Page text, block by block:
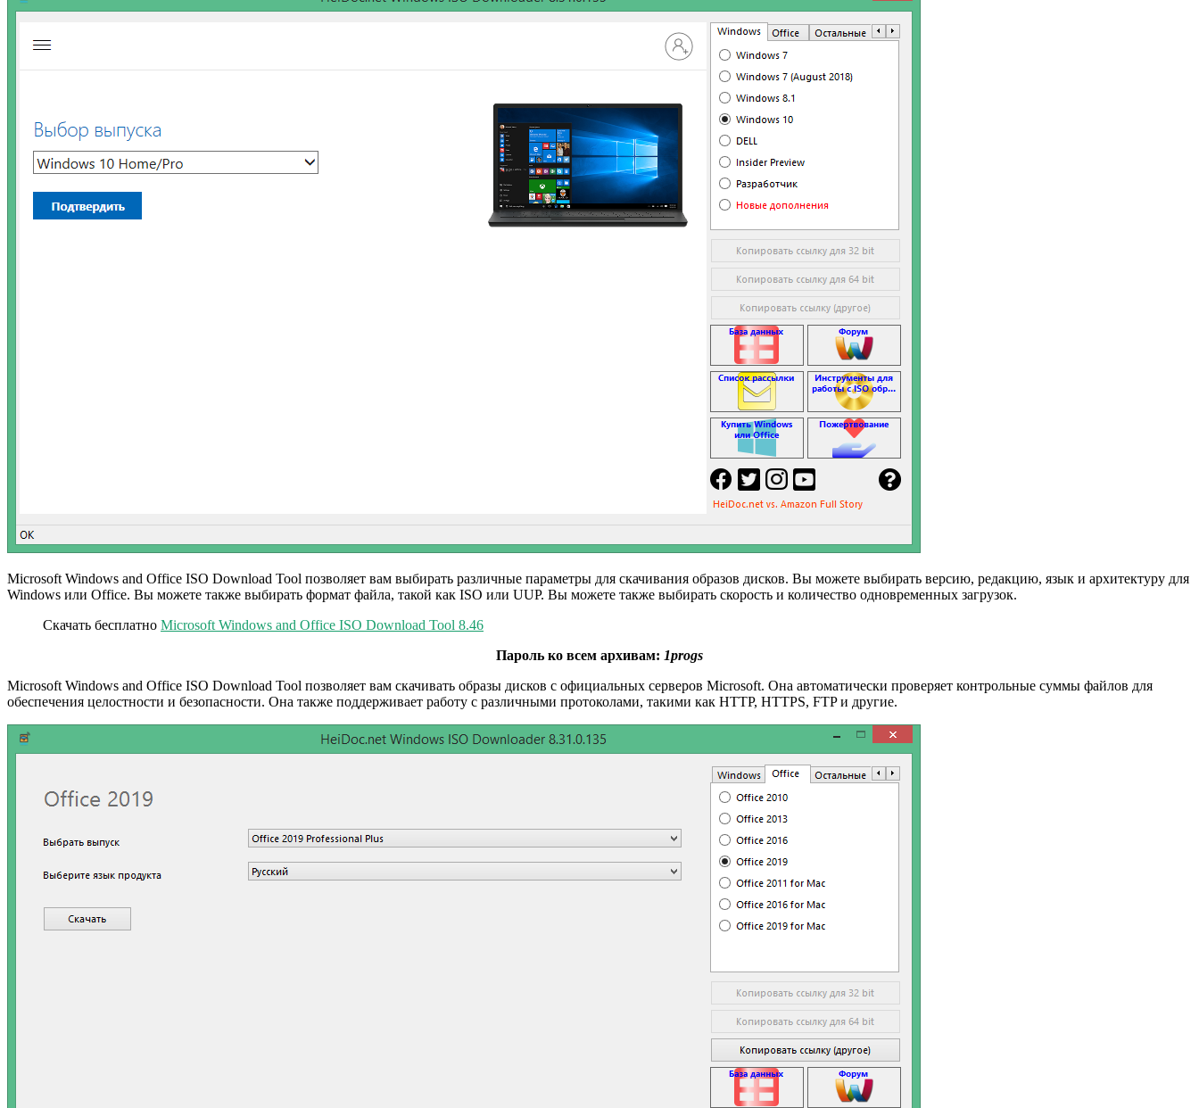
Microsoft Windows and Office ISO Download Tool позволяет вам выбирать различные параметры для скачивания образов дисков. Вы можете выбирать версию, редакцию, язык и архитектуру для
Windows или Office. Вы можете также выбирать формат файла, такой как ISO или UUP. Вы можете также выбирать скорость и количество одновременных загрузок.
Скачать бесплатно Microsoft Windows and Office ISO Download Tool 8.46
Пароль ко всем архивам: 1progs
Microsoft Windows and Office ISO Download Tool позволяет вам скачивать образы дисков с официальных серверов Microsoft. Она автоматически проверяет контрольные суммы файлов для
обеспечения целостности и безопасности. Она также поддерживает работу с различными протоколами, такими как HTTP, HTTPS, FTP и другие.